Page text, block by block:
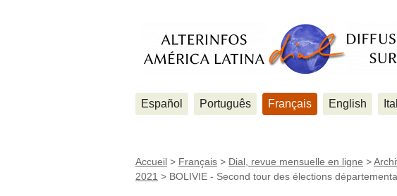
Español Português Français English
Accueil > Français > Dial, revue mensuelle en ligne >
2021 > BOLIVIE - Second tour des élections